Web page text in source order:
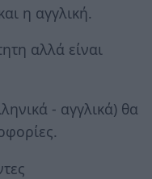
η αγγλική.
αλλά είναι
- αγγλικά) θα